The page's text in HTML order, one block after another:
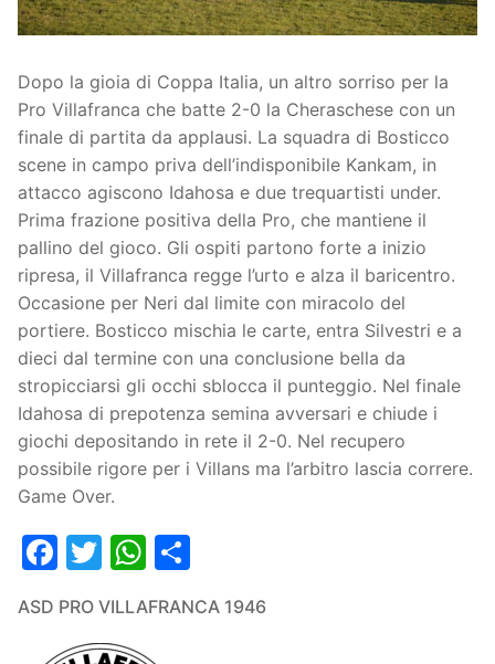
Organigramma
Centro Sportivo
Settore Giovanile
Organizzazione
Piccoli amici
Primi calci
Esordienti
Juniores
Campionati
Eccellenza
Settore Giovanile
Contatti
Sponsor
Dopo la gioia di Coppa Italia, un altro sorriso per la
Pro Villafranca che batte 2-0 la Cheraschese con un
finale di partita da applausi. La squadra di Bosticco
scene in campo priva dell’indisponibile Kankam, in
attacco agiscono Idahosa e due trequartisti under.
Prima frazione positiva della Pro, che mantiene il
pallino del gioco. Gli ospiti partono forte a inizio
ripresa, il Villafranca regge l’urto e alza il baricentro.
Occasione per Neri dal limite con miracolo del
portiere. Bosticco mischia le carte, entra Silvestri e a
dieci dal termine con una conclusione bella da
stropicciarsi gli occhi sblocca il punteggio. Nel finale
Idahosa di prepotenza semina avversari e chiude i
giochi depositando in rete il 2-0. Nel recupero
possibile rigore per i Villans ma l’arbitro lascia correre.
Game Over.
Facebook
TwitterWhatsApp
ASD PRO VILLAFRANCA 1946